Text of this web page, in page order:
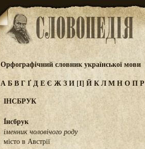
Орфографічний словник української мови
АБВГҐДЕЄ ЖЗИ [І] ЙКЛМНОПР
ІНСБРУК
І́нсбрук
іменник чоловічого роду
місто в Австрії